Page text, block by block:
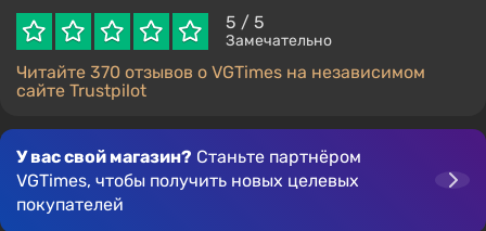
5 / 5
Замечательно
Читайте 370 отзывов о VGTimes на независимом
сайте Trustpilot
У вас свой магазин? Станьте партнёром
VGTimes, чтобы получить новых целевых
покупателей